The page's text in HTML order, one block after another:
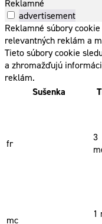
Reklamné
advertisement
Reklamné súbory
relevantných reklám a
Tieto súbory cookie
a zhromažďujú
reklám.
Sušenka
fr
3
mc
1